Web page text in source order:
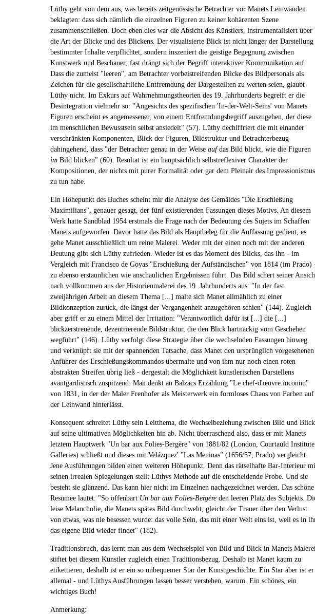
Lüthy geht von dem aus, was bereits zeitgenössische Betrachter vor Manets Leinwänden
beklagten: dass sich nämlich die einzelnen Figuren zu keiner kohärenten Szene
zusammenschließen. Doch eben dies war die Absicht des Künstlers, instrumentalisiert über
die Art der Blicke und des Blickens. Der visualisierte Blick ist nicht länger der Darstellung
bestimmter Inhalte verpflichtet, sondern inszeniert die geistige Begegnung zwischen
Kunstwerk und Beschauer; fast drängt sich der Begriff interaktiver Kommunikation auf.
Dass die zumeist "leeren", am Betrachter vorbeistreifenden Blicke des Bildpersonals als
Zeichen für die gesellschaftliche Entfremdung der Dargestellten zu werten seien, glaubt
Lüthy nicht. Im Exkurs auf Wahrnehmungstheorien des 19. Jahrhunderts begreift er die
Desintegration vielmehr so: "Angesichts des spezifischen 'In-der-Welt-Seins' von Manets
Figuren erscheint es angemessener, von einem Entfremdungsbegriff auszugehen, der diese
im menschlichen Bewusstsein selbst ansiedelt" (57). Lüthy dechiffriert die mit einander
verschränkten Komponenten, Blick der Figuren, Bildstruktur und Betrachterbezug
dahingehend, dass "der Betrachter genau in der Weise aufdas Bild blickt, wie die Figuren
im Bild blicken" (60). Resultat ist ein hauptsächlich selbstreflexiver Charakter der
Kompositionen, der nichts mit purer Formalität oder gar dem Pleinair des Impressionismus
zu tun habe.
Ein Höhepunkt des Buches scheint mir die Analyse des Gemäldes "Die Erschießung
Maximilians", genauer gesagt, der fünf existierenden Fassungen dieses Motivs. An diesem
Werk hatte Sandblad 1954 erstmals die Frage nach der Bedeutung des Sujets im Schaffen
Manets aufgeworfen. Davor hatte das Bild als Hauptbeleg für die Auffassung gedient, es
gehe Manet ausschließlich um reine Malerei. Weder mit der einen noch mit der anderen
Deutung gibt sich Lüthy zufrieden. Wieder ist es das Moment des Blicks, das ihn - im
Vergleich mit Francisco de Goyas "Erschießung der Aufständischen" von 1814 (im Prado)
zu ebenso erstaunlichen wie anschaulichen Ergebnissen führt. Das Bild schert seiner
nach vollkommen aus der Historienmalerei des 19. Jahrhunderts aus: "In der fast
zweijährigen Arbeit an diesem Thema [...] malte sich Manet allmählich zu einer
Bildkonzeption zurück, die längst der Vergangenheit anzugehören schien" (144). Zugleich
aber griff er zu einem Mittel der Irritation: "Verantwortlich dafür ist [...] die [...]
blickzerstreuende, dezentrierende Bildstruktur, die den Blick hartnäckig vom Geschehen
wegführt" (146). Lüthy verfolgt diese Strategie über die wechselnden Fassungen hinweg
und verknüpft sie mit der spannenden Tatsache, dass Manet den ursprünglich vorgesehenen
Anführer des Erschießungskommandos übermalte und von ihm nur noch einen roten
abstrakten Streifen übrig ließ - dergestalt die Möglichkeit künstlerischen Darstellens
avantgardistisch zuspitzend: Man denkt an Balzacs Erzählung "Le chef-d'œuvre inconnu"
von 1831, in der der Maler Frenhofer als Meisterwerk ein formloses Chaos von Farben auf
der Leinwand hinterlässt.
Konsequent schreitet Lüthy sein Leitthema, die Wechselbeziehung zwischen Bild und
auf seine ultimativen Möglichkeiten hin ab. Nicht überraschend also, dass er mit Manets
letztem Hauptwerk "Un bar aux Folies-Bergère" von 1881/82 (London, Courtauld Institute
Galleries) schließt und dieses mit Velázquez' "Las Meninas" (1656/57, Prado) vergleicht.
Jene Ausführungen bilden einen weiteren Höhepunkt. Denn das rätselhafte Bar-Interieur
seinen irrealen Spiegelungen stellt Lüthys Methode auf die entscheidende Probe. Und sie
besteht sie glänzend. Das kann hier nicht im Einzelnen nachgezeichnet werden. Das schöne
Resümee lautet: "So offenbart Un bar aux Folies-Bergère den leeren Platz des Subjekts.
leise Melancholie, die Manets spätes Bild durchweht, gleicht der Trauer über den Verlust
von etwas, was nie besessen wurde: das volle Sein, das mit einer Welt eins ist, weil es in
das eigene Bild wieder findet" (182).
Traditionsbruch, das lernt man aus dem Wechselspiel von Bild und Blick in Manets
stiftet bei diesem Künstler zugleich einen Traditionsbezug. Deshalb ist Manet kaum zu
etikettieren, deshalb ist er ein so unbequemer Star der Kunstgeschichte. Ein Star aber ist er
allemal - und Lüthys Ausführungen lassen besser verstehen, warum. Ein schönes, ein
wichtiges Buch!
Anmerkung: